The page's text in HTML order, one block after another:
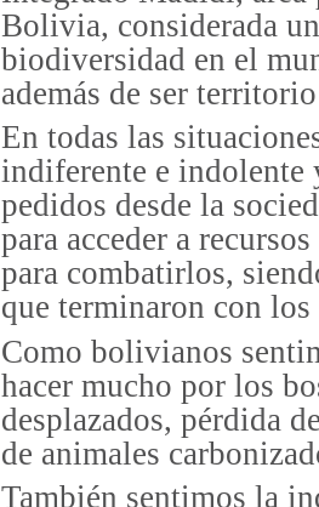
Bolivia, considerada
biodiversidad en el
además de ser
En todas las
indiferente e indolente
pedidos desde la
para acceder a
para combatirlos,
que terminaron con
Como bolivianos
hacer mucho por los
desplazados, pérdida
de animales
También sentimos la